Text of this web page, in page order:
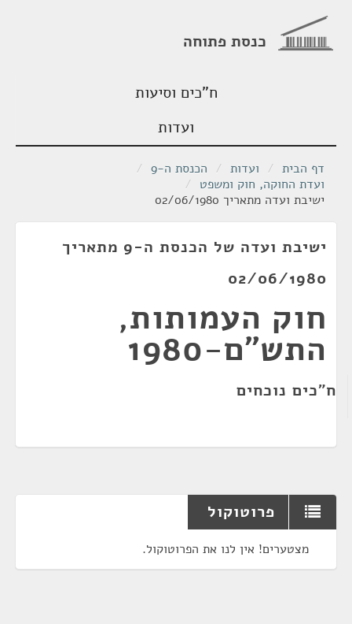
כנסת פתוחה
ח"כים וסיעות
ועדות
דף הבית / ועדות / הכנסת ה-9
/
ועדת החוקה, חוק ומשפט /
ישיבת ועדה מתאריך 02/06/1980
ישיבת ועדה של הכנסת ה-9 מתאריך
02/06/1980
חוק העמותות,
התש"ם-1980
ח"כים נוכחים
פרוטוקול
מצטערים! אין לנו את הפרוטוקול.